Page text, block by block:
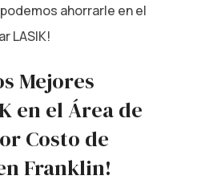
ahorrarle en el
LASIK!
Mejores
en el Área de
Costo de
Franklin!